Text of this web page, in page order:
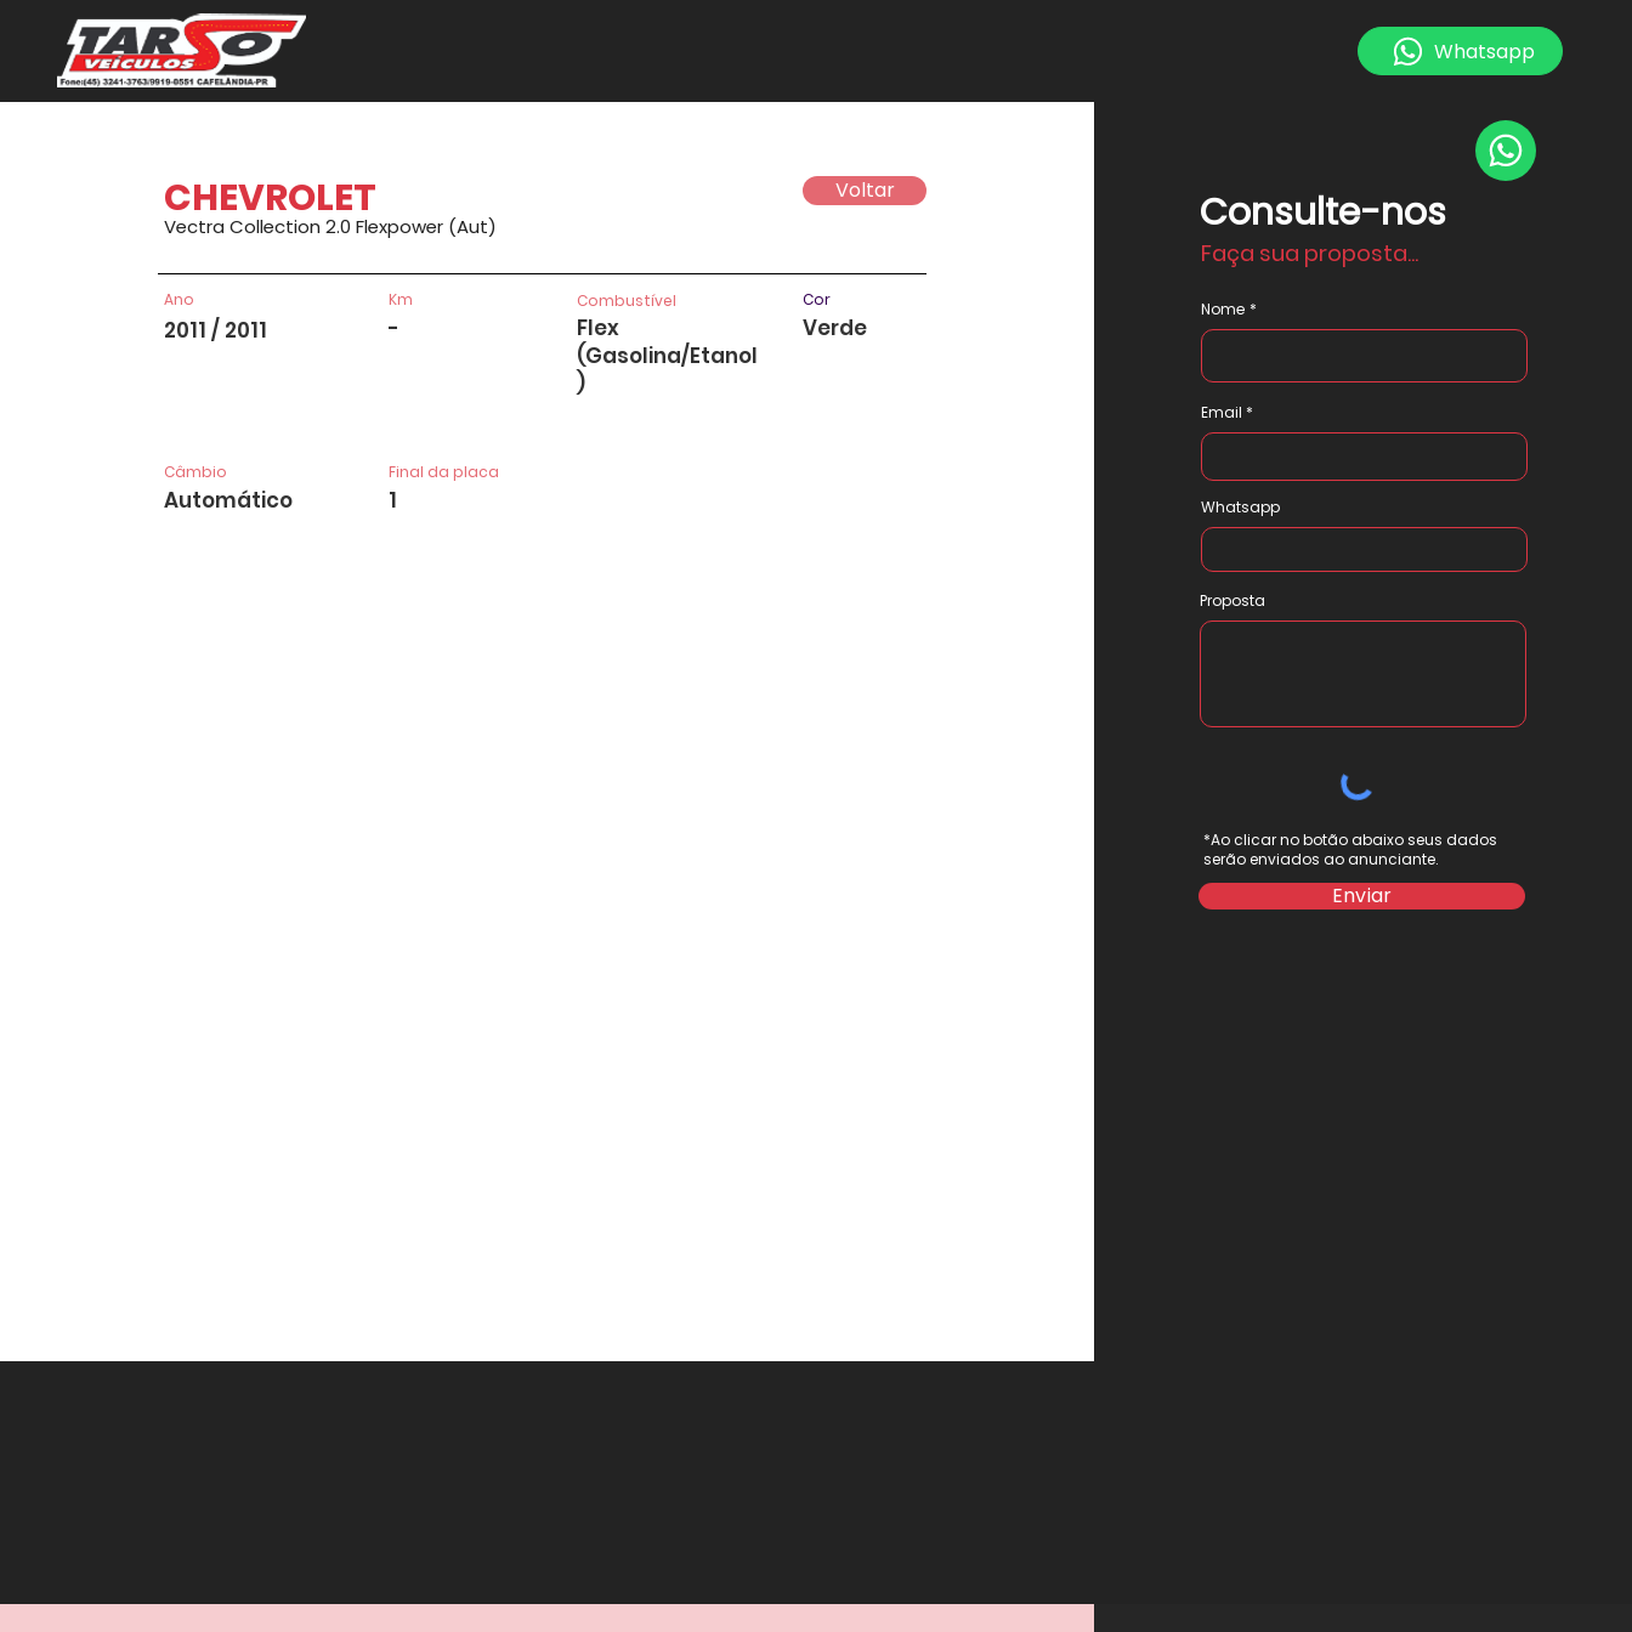
Whatsapp
CHEVROLET
Vectra Collection 2.0 Flexpower (Aut)
Voltar
Ano
2011 / 2011
Km
-
Combustível
Flex
(Gasolina/Etanol
)
Cor
Verde
Câmbio
Automático
Final da placa
1
Consulte-nos
Faça sua proposta...
Nome
Email
Whatsapp
Proposta
*Ao clicar no botão abaixo seus dados
serão enviados ao anunciante.
Enviar